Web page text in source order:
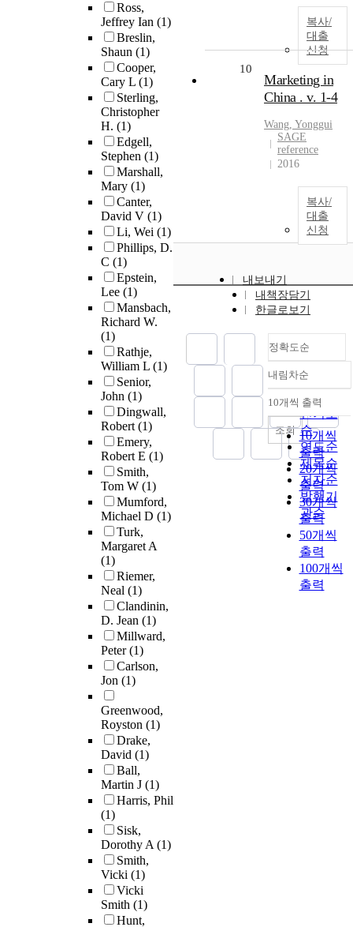
Ross,
Jeffrey Ian (1)
Breslin,
Shaun (1)
Cooper,
Cary L (1)
Sterling,
Christopher
H. (1)
Edgell,
Stephen (1)
Marshall,
Mary (1)
Canter,
David V (1)
Li, Wei (1)
Phillips, D.
C (1)
Epstein,
Lee (1)
Mansbach,
Richard W.
(1)
Rathje,
William L (1)
Senior,
John (1)
Dingwall,
Robert(1)
Emery,
Robert E (1)
Smith,
Tom W (1)
Mumford,
Michael D (1)
Turk,
Margaret A
(1)
Riemer,
Neal (1)
Clandinin,
D. Jean (1)
Millward,
Peter(1)
Carlson,
Jon (1)
Greenwood,
Royston (1)
Drake,
David (1)
Ball,
Martin J (1)
Harris, Phil
(1)
Sisk,
Dorothy A(1)
Smith,
Vicki (1)
Vicki
Smith (1)
Hunt,
복사/
대출
신청
10
Marketing in
China . v. 1-4
Wang, Yonggui
SAGE
reference
2016
복사/
대출
신청
내보내기
내책장담기
한글로보기
정확도순
정확도
순
인기도
순
연도순
제목순
저자순
발행기
관순
내림차순
내림차순
10개씩 출력
10개씩
출력
20개씩
출력
30개씩
출력
50개씩
출력
100개씩
출력
조회